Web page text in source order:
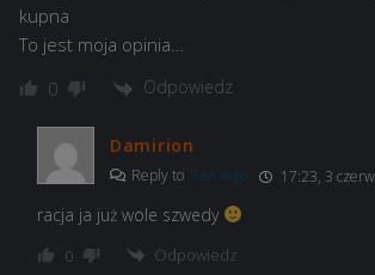
kupna
To jest moja opinia…
0 Odpowiedz
Damirion
Reply to Ten tego 17:23, 3
racja ja już wole szwedy
0 Odpowiedz